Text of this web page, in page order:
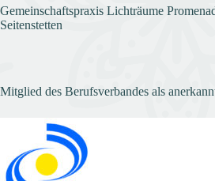
Gemeinschaftspraxis Lichträume
Seitenstetten
Mitglied des Berufsverbandes als